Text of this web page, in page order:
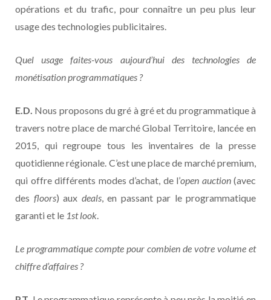
opérations et du trafic, pour connaître un peu plus leur
usage des technologies publicitaires.
Quel usage faites-vous aujourd’hui des technologies de
monétisation programmatiques ?
E.D. Nous proposons du gré à gré et du programmatique à
travers notre place de marché Global Territoire, lancée en
2015, qui regroupe tous les inventaires de la presse
quotidienne régionale. C’est une place de marché premium,
qui offre différents modes d’achat, de l’open auction(avec
des floors) aux deals, en passant par le programmatique
garanti et le 1st look
Le programmatique compte pour combien de votre volume et
chiffre d’affaires ?